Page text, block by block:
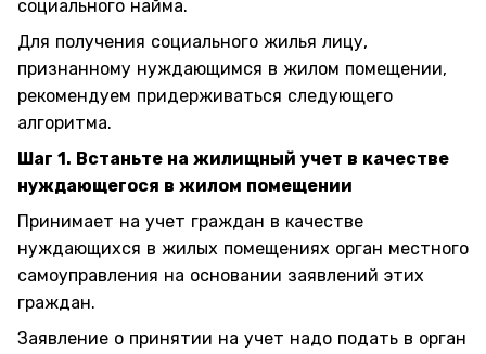
социального найма.
Для получения социального жилья лицу,
признанному нуждающимся в жилом помещении,
рекомендуем придерживаться следующего
алгоритма.
Шаг 1. Встаньте на жилищный учет в качестве
нуждающегося в жилом помещении
Принимает на учет граждан в качестве
нуждающихся в жилых помещениях орган местного
самоуправления на основании заявлений этих
граждан.
Заявление о принятии на учет надо подать в орган